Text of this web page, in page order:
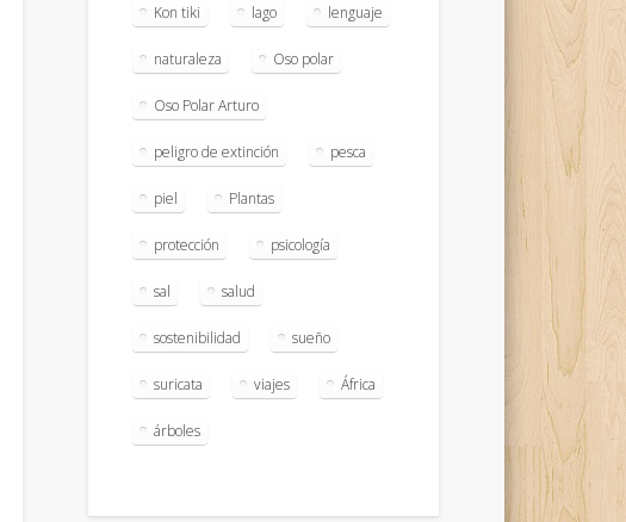
Kon tiki lago lenguaje
naturaleza Oso polar
Oso Polar Arturo
peligro de extinción pesca
piel Plantas
protección psicología
sal salud
sostenibilidad sueño
suricata viajes África
árboles